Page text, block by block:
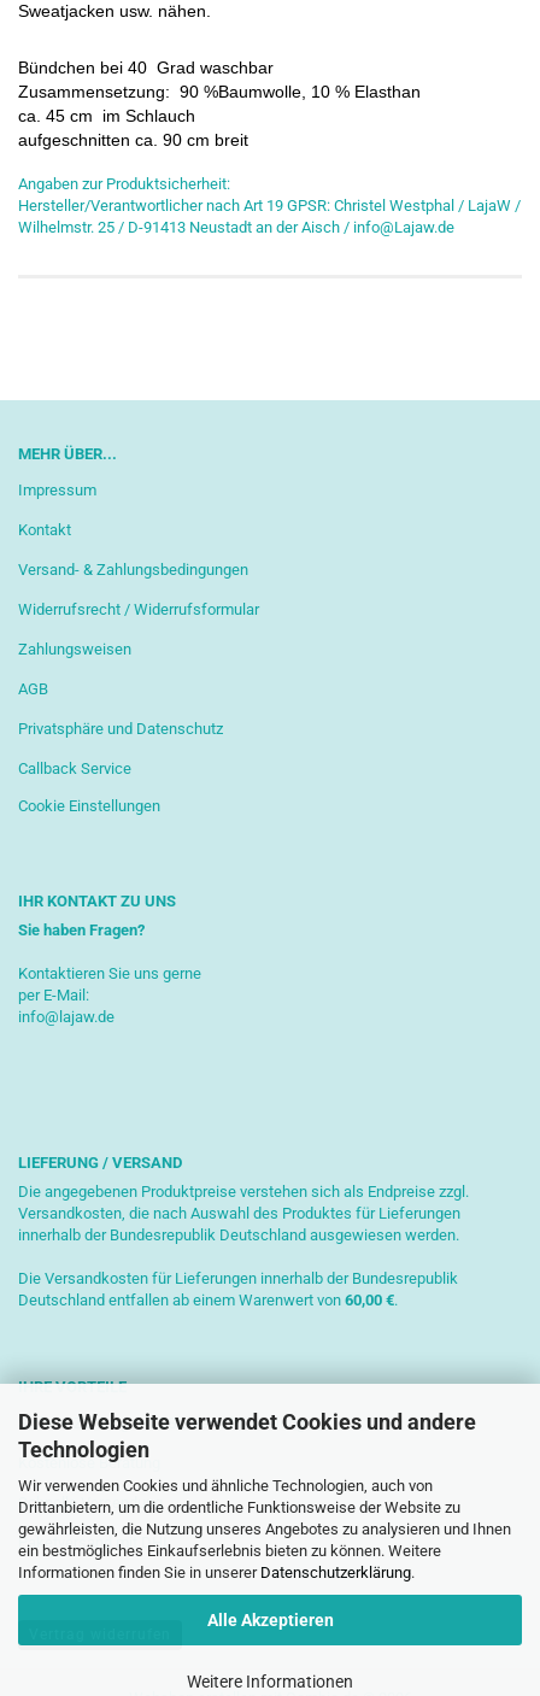
Diese Webseite verwendet Cookies und andere
Technologien
Wir verwenden Cookies und ähnliche Technologien, auch von
Drittanbietern, um die ordentliche Funktionsweise der Website zu
gewährleisten, die Nutzung unseres Angebotes zu analysieren und Ihnen
ein bestmögliches Einkaufserlebnis bieten zu können. Weitere
Informationen finden Sie in unserer Datenschutzerklärung.
Alle Akzeptieren
Weitere Informationen
Sweatjacken usw. nähen.
Bündchen bei 40 Grad waschbar
Zusammensetzung: 90 %Baumwolle, 10 % Elasthan
ca. 45 cm im Schlauch
aufgeschnitten ca. 90 cm breit
Angaben zur Produktsicherheit:
Hersteller/Verantwortlicher nach Art 19 GPSR: Christel Westphal / LajaW /
Wilhelmstr. 25 / D-91413 Neustadt an der Aisch / info@Lajaw.de
MEHR ÜBER...
Impressum
Kontakt
Versand- & Zahlungsbedingungen
Widerrufsrecht / Widerrufsformular
Zahlungsweisen
AGB
Privatsphäre und Datenschutz
Callback Service
Cookie Einstellungen
IHR KONTAKT ZU UNS
Sie haben Fragen?
Kontaktieren Sie uns gerne
per E-Mail:
info@lajaw.de
LIEFERUNG / VERSAND
Die angegebenen Produktpreise verstehen sich als Endpreise zzgl.
Versandkosten, die nach Auswahl des Produktes für Lieferungen
innerhalb der Bundesrepublik Deutschland ausgewiesen werden.
Die Versandkosten für Lieferungen innerhalb der Bundesrepublik
Deutschland entfallen ab einem Warenwert von 60,00 €.
IHRE VORTEILE
Sichere Zahlung mit SSL-Verschlüsselung
Kostenlose Beratung
Schnelle Versendung
Paketversand mit DHL